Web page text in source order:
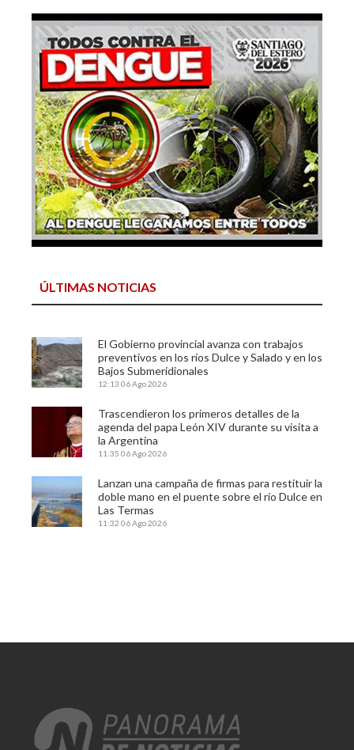
ÚLTIMAS NOTICIAS
El Gobierno provincial avanza con trabajos
preventivos en los ríos Dulce y Salado y en los
Bajos Submeridionales
12:13 06 Ago 2026
Trascendieron los primeros detalles de la
agenda del papa León XIV durante su visita a
la Argentina
11:35 06 Ago 2026
Lanzan una campaña de firmas para restituir la
doble mano en el puente sobre el río Dulce en
Las Termas
11:32 06 Ago 2026